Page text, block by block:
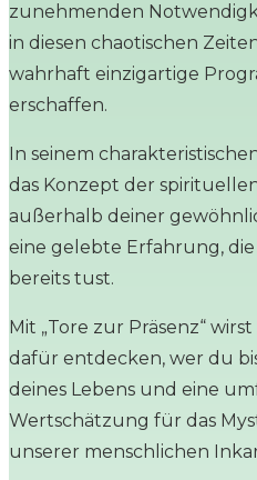
zunehmenden
in diesen chaotischen
wahrhaft einzigartige
erschaffen.
In seinem
das Konzept der
außerhalb deiner
eine gelebte Erfahrung, die
bereits tust.
Mit „Tore zur Präsenz“
dafür entdecken, wer du
deines Lebens und eine
Wertschätzung für das
unserer menschlichen